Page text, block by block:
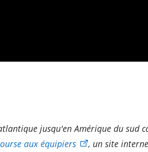
jusqu'en Amérique du sud
aux équipiers , un site